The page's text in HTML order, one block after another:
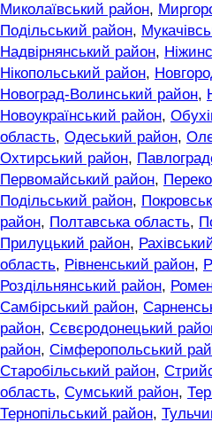
Миколаївський район,
Подільський район,
Надвірнянський район,
Нікопольський район,
Новоград-Волинський район,
Новоукраїнський район,
область, Одеський район,
Охтирський район,
Первомайський район,
Подільський район,
район, Полтавська область,
Прилуцький район,
область, Рівненський район,
Роздільнянський район,
Самбірський район,
район, Сєвєродонецький
район, Сімферопольський
Старобільський район,
область, Сумський район,
Тернопільський район,